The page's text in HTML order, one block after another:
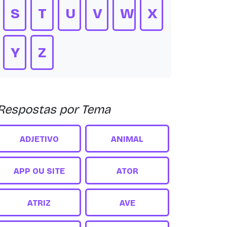
S T U V W X
Y Z
por Tema
ADJETIVO ANIMAL
APP OU SITE ATOR
ATRIZ AVE